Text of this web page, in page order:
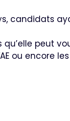
candidats
qu’elle peut
ou encore